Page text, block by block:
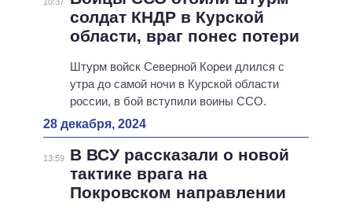
солдат КНДР в Курской
области, враг понес потери
Штурм войск Северной Кореи длился с
утра до самой ночи в Курской области
россии, в бой вступили воины ССО.
28 декабря, 2024
13:59
В ВСУ рассказали о новой
тактике врага на
Покровском направлении